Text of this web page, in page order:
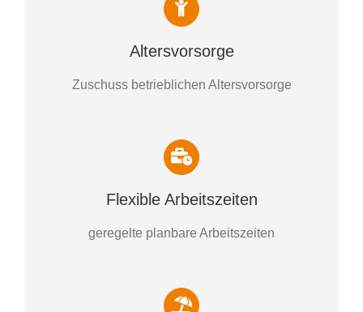
Altersvorsorge
Zuschuss betrieblichen Altersvorsorge
Flexible Arbeitszeiten
geregelte planbare Arbeitszeiten